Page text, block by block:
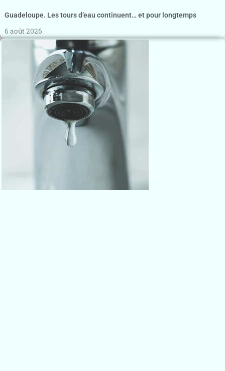
Guadeloupe. Les tours d’eau continuent… et pour longtemps
6 août 2026